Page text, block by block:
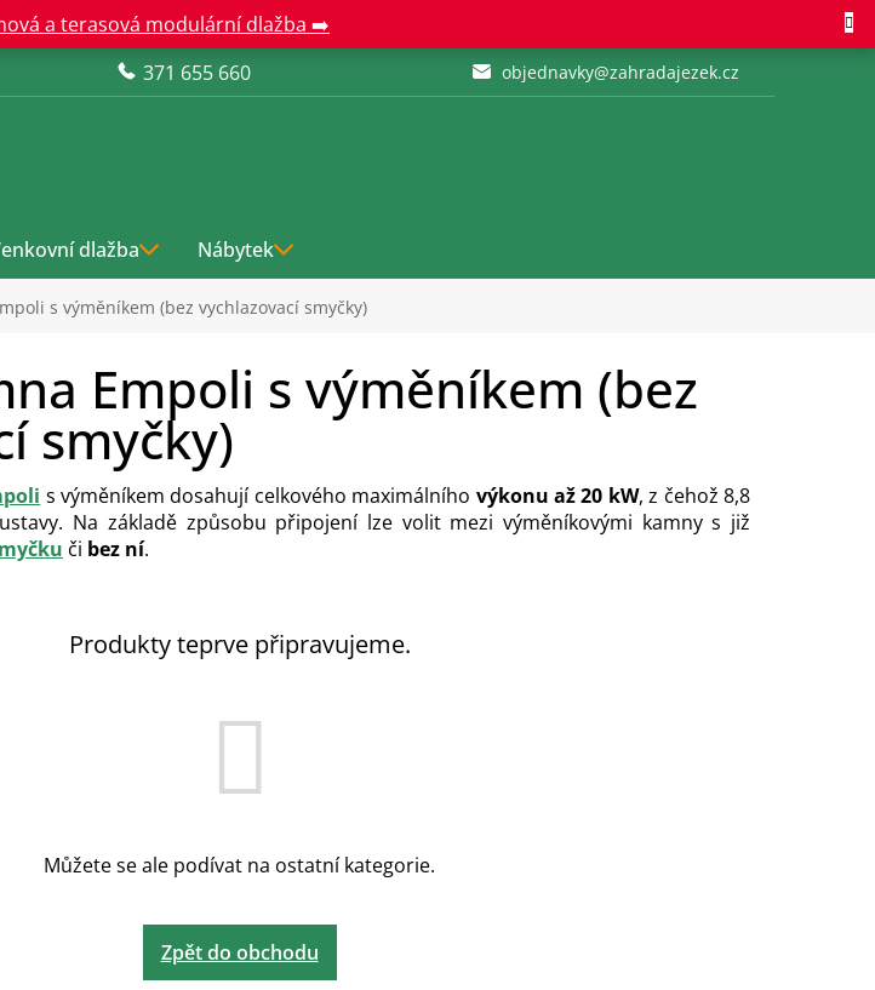
a terasová modulární dlažba ➡️
371 655 660
objednavky@zahradajezek.cz
dlažba Nábytek
s výměníkem (bez vychlazovací smyčky)
Empoli s výměníkem (bez
smyčky)
s výměníkem dosahují celkového maximálního výkonu až 20 kW, z čehož 8,8
Na základě způsobu připojení lze volit mezi výměníkovými kamny s již
či bez ní.
Produkty teprve připravujeme.
Můžete se ale podívat na ostatní kategorie.
Zpět do obchodu